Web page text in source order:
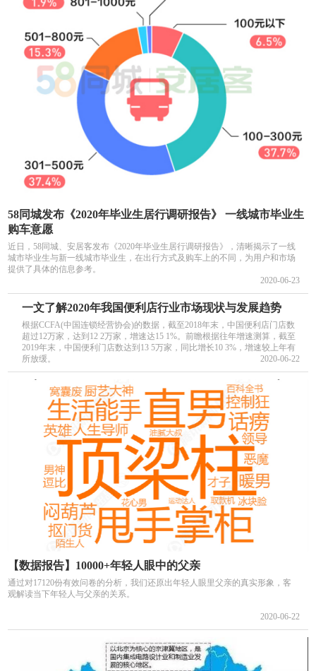
58同城发布《2020年毕业生居行调研报告》 一线城市毕业生
购车意愿
近日，58同城、安居客发布《2020年毕业生居行调研报告》，清晰揭示了一线
城市毕业生与新一线城市毕业生，在出行方式及购车上的不同，为用户和市场
提供了具体的信息参考。
2020-06-23
一文了解2020年我国便利店行业市场现状与发展趋势
根据CCFA(中国连锁经营协会)的数据，截至2018年末，中国便利店门店数
超过12万家，达到12 2万家，增速达15 1%。前瞻根据往年增速测算，截至
2019年末，中国便利门店数达到13 5万家，同比增长10 3%，增速较上年有
所放缓。
2020-06-22
【数据报告】10000+年轻人眼中的父亲
通过对17120份有效问卷的分析，我们还原出年轻人眼里父亲的真实形象，客
观解读当下年轻人与父亲的关系。
2020-06-22